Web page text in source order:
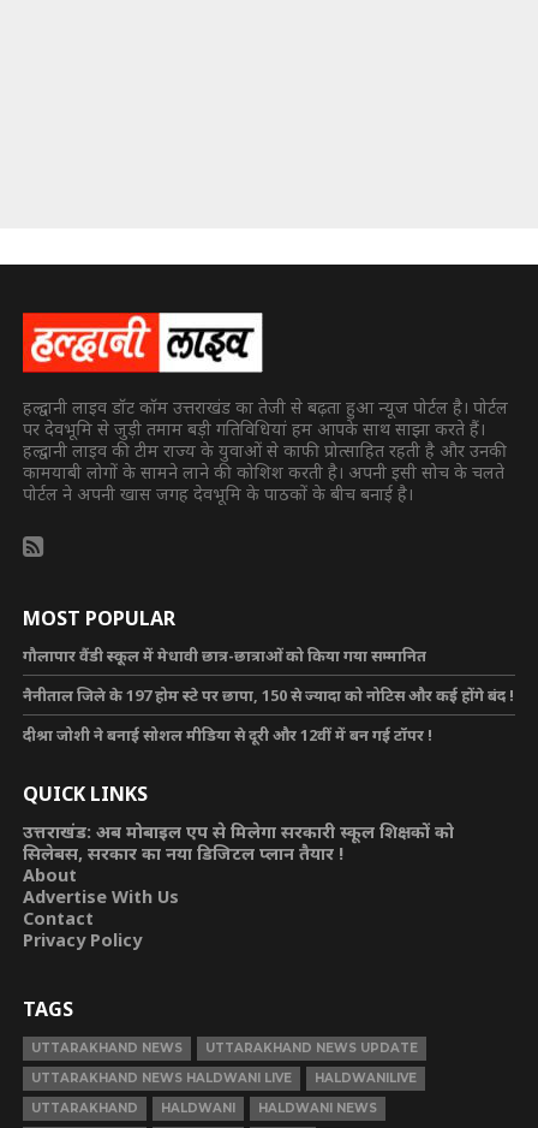
हल्द्वानी लाइव डॉट कॉम उत्तराखंड का तेजी से बढ़ता हुआ न्यूज पोर्टल है। पोर्टल
पर देवभूमि से जुड़ी तमाम बड़ी गतिविधियां हम आपके साथ साझा करते हैं।
हल्द्वानी लाइव की टीम राज्य के युवाओं से काफी प्रोत्साहित रहती है और उनकी
कामयाबी लोगों के सामने लाने की कोशिश करती है। अपनी इसी सोच के चलते
पोर्टल ने अपनी खास जगह देवभूमि के पाठकों के बीच बनाई है।
MOST POPULAR
गौलापार वैंडी स्कूल में मेधावी छात्र-छात्राओं को किया गया सम्मानित
नैनीताल जिले के 197 होम स्टे पर छापा, 150 से ज्यादा को नोटिस और कई होंगे बंद !
दीश्रा जोशी ने बनाई सोशल मीडिया से दूरी और 12वीं में बन गई टॉपर !
QUICK LINKS
उत्तराखंड: अब मोबाइल एप से मिलेगा सरकारी स्कूल शिक्षकों को
सिलेबस, सरकार का नया डिजिटल प्लान तैयार !
About
Advertise With Us
Contact
Privacy Policy
TAGS
UTTARAKHAND NEWS
UTTARAKHAND NEWS UPDATE
UTTARAKHAND NEWS HALDWANI LIVE
HALDWANILIVE
UTTARAKHAND
HALDWANI HALDWANI NEWS